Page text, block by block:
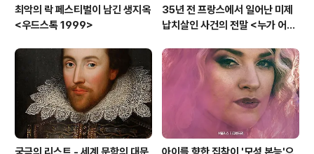
최악의 락 페스티벌이 남긴 생지옥
<우드스톡 1999>
35년 전 프랑스에서 일어난 미제
납치살인 사건의 전말 <누가 어린